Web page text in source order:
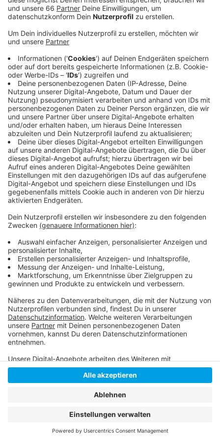
anschließende Impfen hat sie tapfer weggesteckt!
mit Leckerchen belohnt!
Veröffentlicht: Freitag, 12.03.2021 15:12
Anzeige
Jetzt müssen wir wieder in vier Wochen zur Impf-
Auffrischung und Tollwutimpfung wiederkommen.
Aber da mache ich mir jetzt gar keine Sorgen mehr,
zumal auch die Autofahrt hin und zurück nach Büderich
super geklappt hat. Da passt der Spruch: "Gut Ding will
Weile haben." Nach dem Tierarzt Besuch war dann
pures chillen angesagt?
©Antenne Düsseldorf
Anzeige
Anzeige